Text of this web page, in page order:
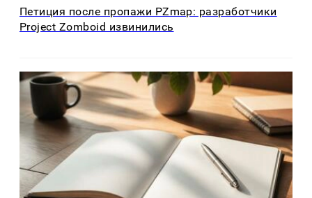
Петиция после пропажи PZmap: разработчики
Project Zomboid извинились